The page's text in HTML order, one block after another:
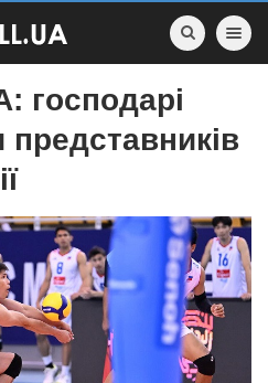
Toggle
господарі
представників